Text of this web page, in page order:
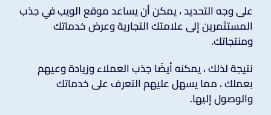
على وجه التحديد ، يمكن أن يساعد موقع الويب في جذب
المستثمرين إلى علامتك التجارية وعرض خدماتك
ومنتجاتك.
نتيجة لذلك ، يمكنه أيضًا جذب العملاء وزيادة وعيهم
بعملك ، مما يسهل عليهم التعرف على خدماتك
والوصول إليها.